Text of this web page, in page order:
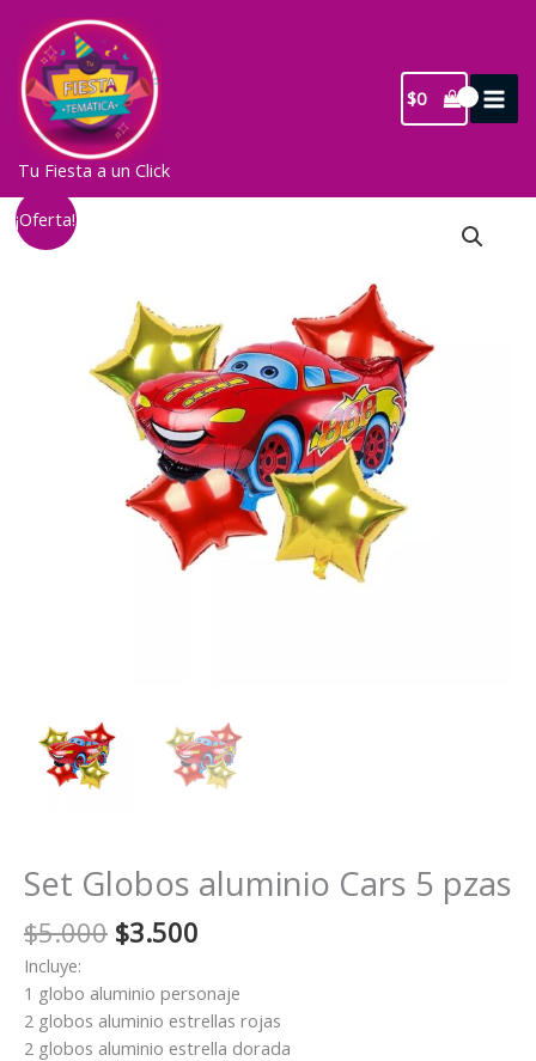
contenido
Tu Fiesta a un Click
$0
¡Oferta!
Set Globos aluminio Cars 5 pzas
$5.000 El
original
era:
$5.000.
$3.500
actual
es:
$3.500.
Incluye:
1 globo aluminio personaje
2 globos aluminio estrellas rojas
2 globos aluminio estrella dorada